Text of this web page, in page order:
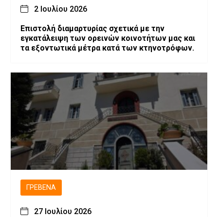
2 Ιουλίου 2026
Επιστολή διαμαρτυρίας σχετικά με την
εγκατάλειψη των ορεινών κοινοτήτων μας και
τα εξοντωτικά μέτρα κατά των κτηνοτρόφων.
ΓΡΕΒΕΝΆ
27 Ιουλίου 2026